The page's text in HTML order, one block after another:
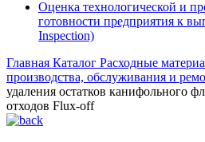
Оценка технологической и
готовности предприятия к
Inspection)
Главная Каталог Расходные
производства, обслуживания и
удаления остатков канифольного
отходов Flux-off